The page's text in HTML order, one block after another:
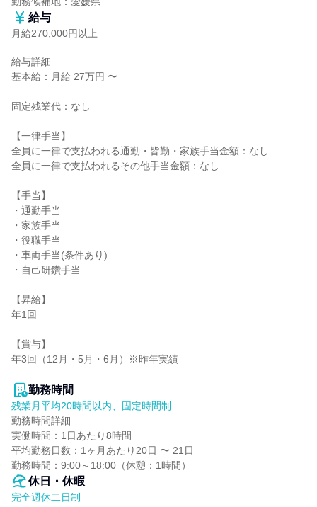
給与
月給270,000円以上
給与詳細
基本給：月給 27万円 〜
固定残業代：なし
【一律手当】
全員に一律で支払われる通勤・皆勤・家族手当金額：なし
全員に一律で支払われるその他手当金額：なし
【手当】
・通勤手当
・家族手当
・役職手当
・車両手当(条件あり)
・自己研鑽手当
【昇給】
年1回
【賞与】
年3回（12月・5月・6月）※昨年実績
勤務時間
残業月平均20時間以内、固定時間制
勤務時間詳細
実働時間：1日あたり8時間
平均勤務日数：1ヶ月あたり20日 〜 21日
勤務時間：9:00～18:00（休憩：1時間）
休日・休暇
完全週休二日制